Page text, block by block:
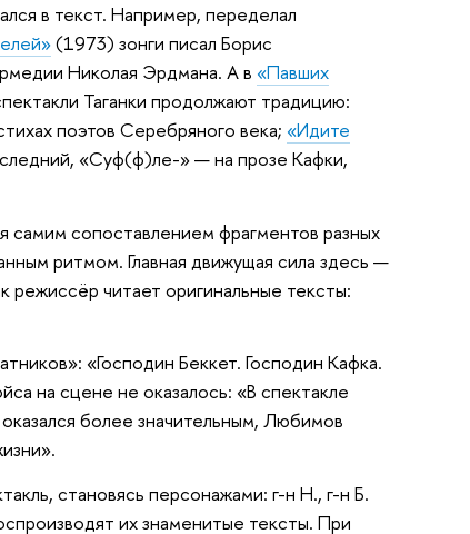
в текст. Например, переделал
(1973) зонги писал Борис
Николая Эрдмана. А в «Павших
Таганки продолжают традицию:
поэтов Серебряного века; «Идите
«Суф(ф)ле-» — на прозе Кафки,
сопоставлением фрагментов разных
ритмом. Главная движущая сила здесь —
режиссёр читает оригинальные тексты:
«Господин Беккет. Господин Кафка.
на сцене не оказалось: «В спектакле
более значительным, Любимов
становясь персонажами: г-н Н., г-н Б.
их знаменитые тексты. При